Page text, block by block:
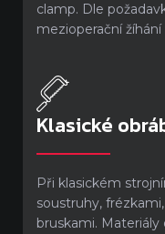
clamp. Dle
mezioperační
Klasické
Při klasickém
soustruhy,
bruskami.